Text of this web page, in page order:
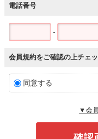
電話番号
-
会員規約をご確認の上チェ
同意する
▼会